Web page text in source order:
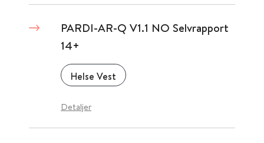
PARDI-AR-Q V1.1 NO Selvrapport
14+
Helse Vest
Detaljer